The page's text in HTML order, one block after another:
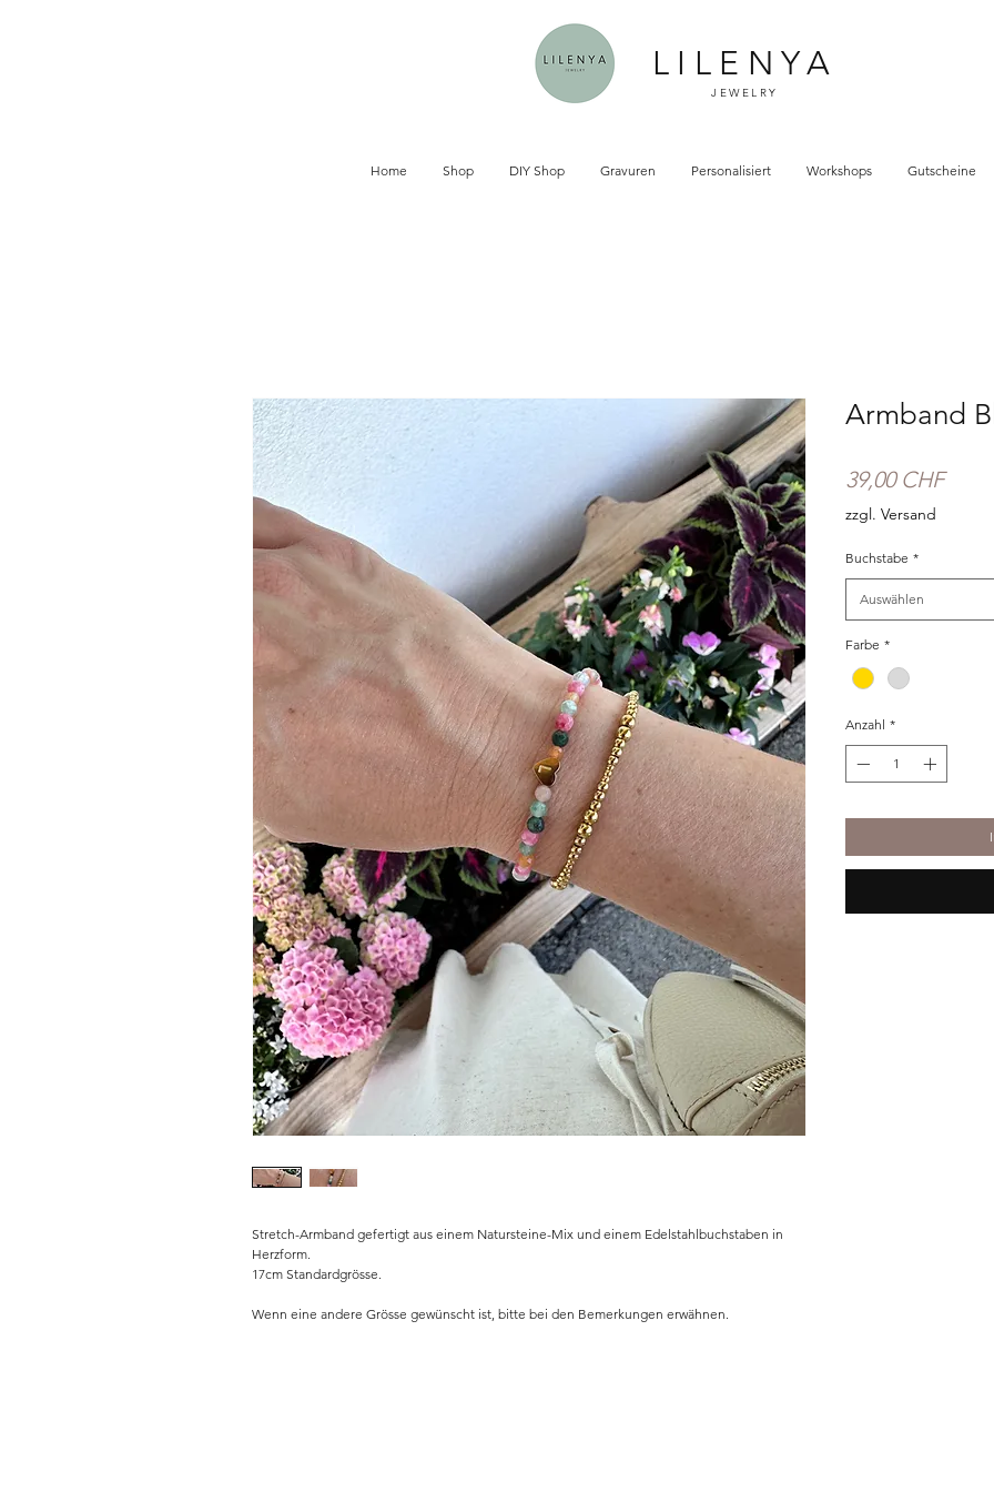
LILENYA
JEWELRY
Home Shop DIY Shop Gravuren Personalisiert Workshops Gutscheine
Stretch-Armband gefertigt aus einem Natursteine-Mix und einem Edelstahlbuchstaben in
Herzform.
17cm Standardgrösse.
Wenn eine andere Grösse gewünscht ist, bitte bei den Bemerkungen erwähnen.
Armband
39,00 CHFPreis
zzgl. Versand
Buchstabe *
Auswählen
Farbe *
Anzahl *